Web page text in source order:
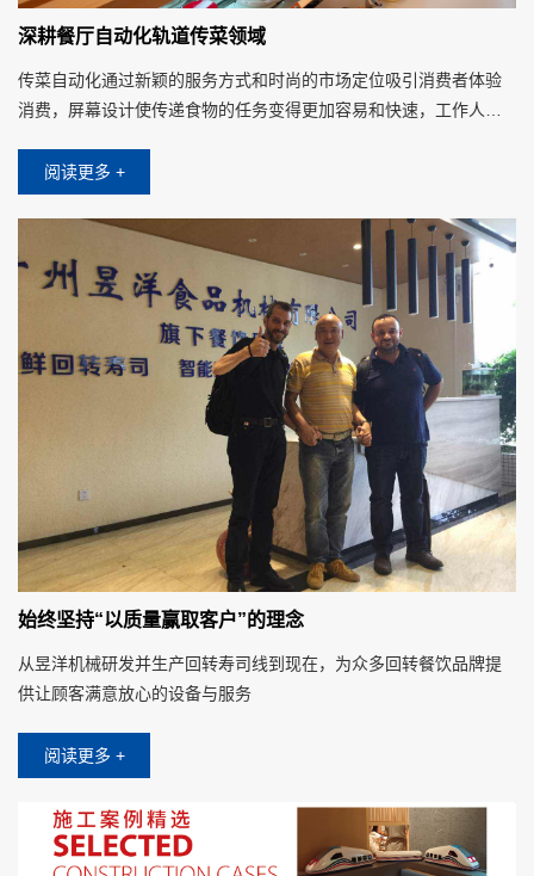
深耕餐厅自动化轨道传菜领域
传菜自动化通过新颖的服务方式和时尚的市场定位吸引消费者体验
消费，屏幕设计使传递食物的任务变得更加容易和快速，工作人员
要其他操作设置
阅读更多 +
始终坚持“以质量赢取客户”的理念
从昱洋机械研发并生产回转寿司线到现在，为众多回转餐饮品牌提
供让顾客满意放心的设备与服务
阅读更多 +